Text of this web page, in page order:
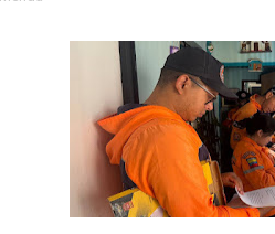
Mérida celebró el Lacto grado
plan estratégico de
impulsa desarrollo